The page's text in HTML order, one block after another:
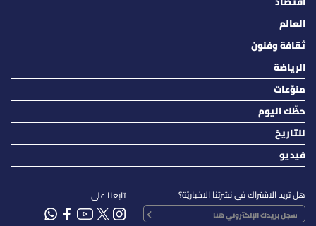
العالم
ثقافة وفنون
الرياضة
منوّعات
حظّك اليوم
للتاريخ
فيديو
هل تريد الاشتراك في نشرتنا الاخباريّة؟ تابعنا على